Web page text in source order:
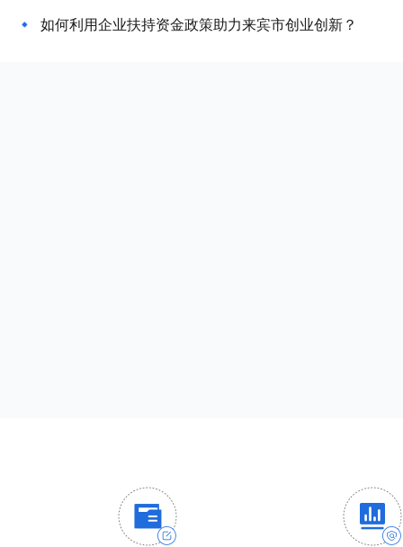
如何利用企业扶持资金政策助力来宾市创业创新？